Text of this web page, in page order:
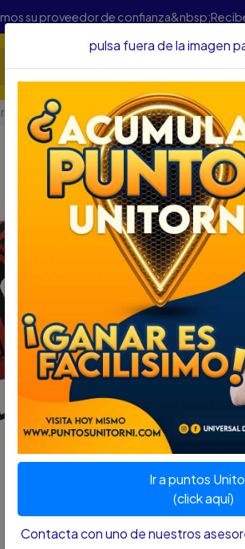
su proveedor de
Manual CAUTIN WELLER T/
del
por
pulsa fuera de la imagen
Ir a puntos
(click aquí)
Contacta con uno de nuestros